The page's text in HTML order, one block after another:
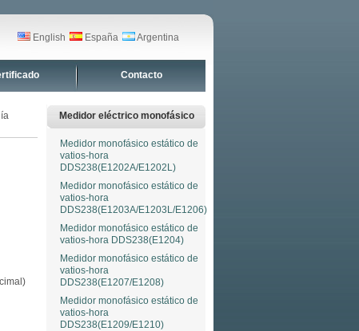
English España Argentina
Contacto
Medidor eléctrico monofásico
Medidor monofásico estático de
vatios-hora
DDS238(E1202A/E1202L)
Medidor monofásico estático de
vatios-hora
DDS238(E1203A/E1203L/E1206)
Medidor monofásico estático de
vatios-hora DDS238(E1204)
Medidor monofásico estático de
vatios-hora
DDS238(E1207/E1208)
Medidor monofásico estático de
vatios-hora
DDS238(E1209/E1210)